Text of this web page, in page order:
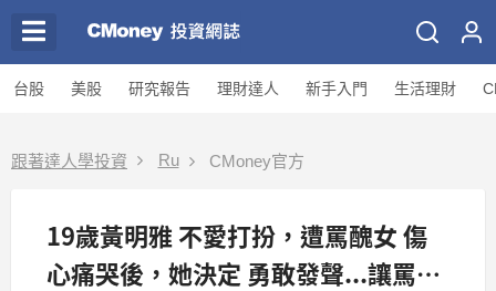
台股 美股 研究報告 理財達人 新手入門 生活理財
跟著達人學投資 Ru CMoney官方
19歲黃明雅 不愛打扮，遭罵醜女 傷
心痛哭後，她決定 勇敢發聲...讓罵她